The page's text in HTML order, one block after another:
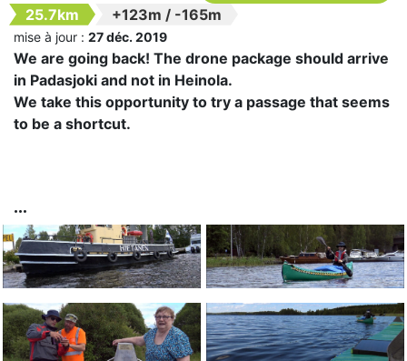
25.7km +123m / -165m
mise à jour : 27 déc. 2019
We are going back! The drone package should arrive
in Padasjoki and not in Heinola.
We take this opportunity to try a passage that seems
to be a shortcut.